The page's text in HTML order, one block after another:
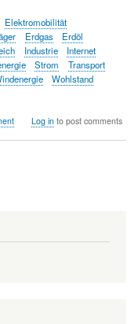
Elektromobilität
Erdgas
Erdöl
Industrie
Internet
Strom
Transport
Wohlstand
Log into post comments